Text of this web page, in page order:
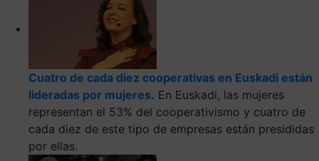
Cuatro de cada diez cooperativas en Euskadi están
lideradas por mujeres. En Euskadi, las mujeres
representan el 53% del cooperativismo y cuatro de
cada diez de este tipo de empresas están presididas
por ellas.